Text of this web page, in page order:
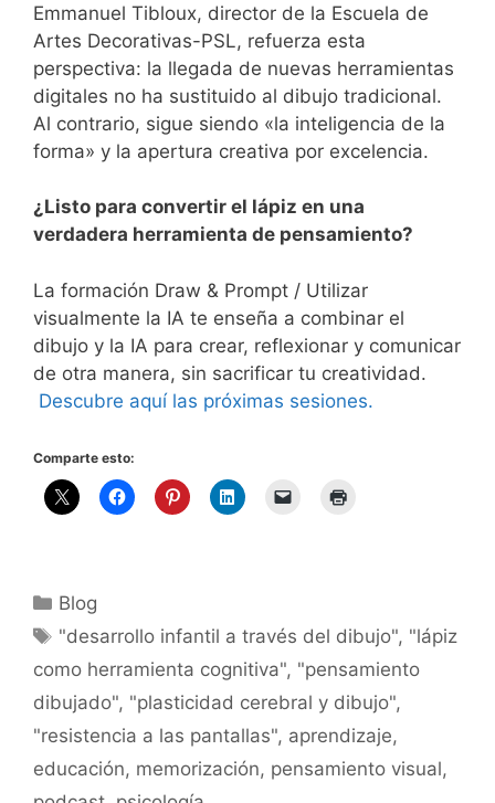
Emmanuel Tibloux, director de la Escuela de
Artes Decorativas-PSL, refuerza esta
perspectiva: la llegada de nuevas herramientas
digitales no ha sustituido al dibujo tradicional.
Al contrario, sigue siendo «la inteligencia de la
forma» y la apertura creativa por excelencia.
¿Listo para convertir el lápiz en una
verdadera herramienta de pensamiento?
La formación Draw & Prompt / Utilizar
visualmente la IA te enseña a combinar el
dibujo y la IA para crear, reflexionar y comunicar
de otra manera, sin sacrificar tu creatividad.
Descubre aquí las próximas sesiones.
Comparte esto:
Categorías
Blog
Etiquetas
"desarrollo infantil a través del dibujo", "lápiz
como herramienta cognitiva", "pensamiento
dibujado", "plasticidad cerebral y dibujo",
"resistencia a las pantallas", aprendizaje,
educación, memorización, pensamiento visual,